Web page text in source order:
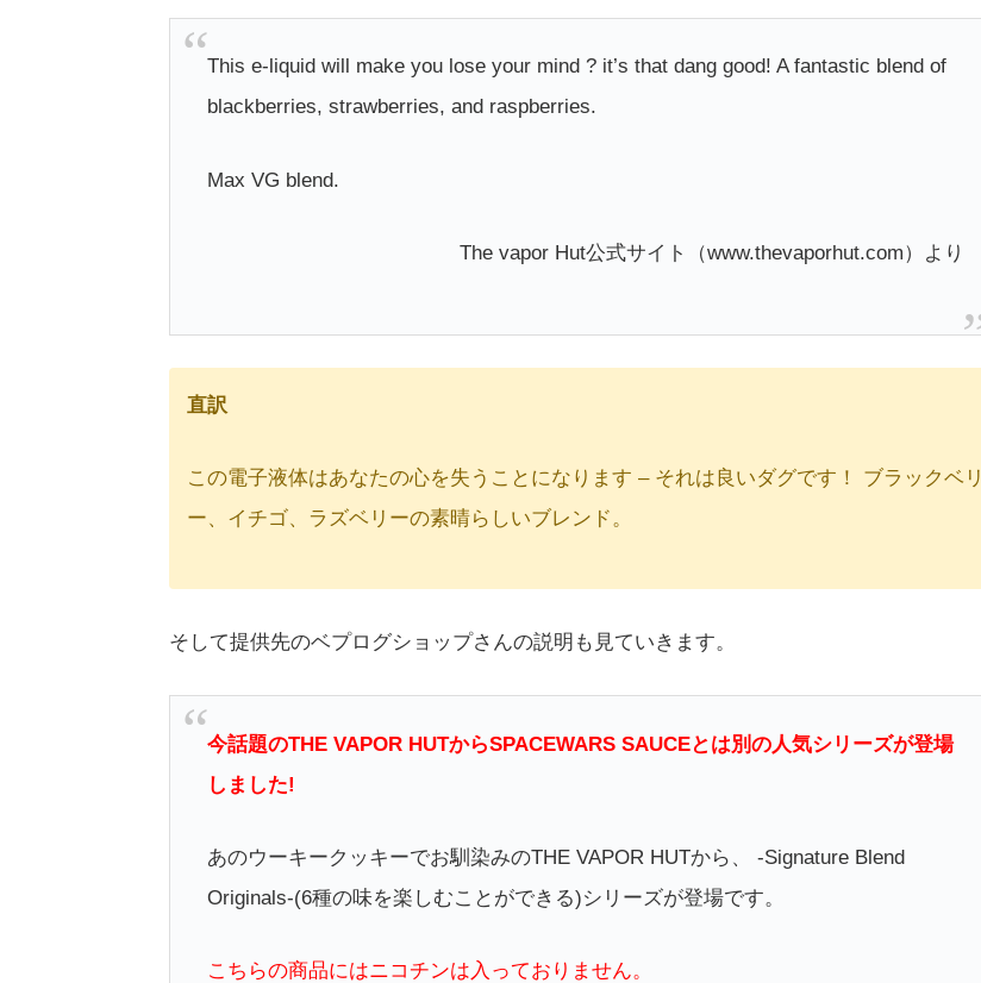
This e-liquid will make you lose your mind ? it’s that dang good! A fantastic blend of
blackberries, strawberries, and raspberries.
Max VG blend.
The vapor Hut公式サイト（www.thevaporhut.com）より
直訳
この電子液体はあなたの心を失うことになります – それは良いダグです！ ブラックベリ
ー、イチゴ、ラズベリーの素晴らしいブレンド。
そして提供先のベプログショップさんの説明も見ていきます。
今話題のTHE VAPOR HUTからSPACEWARS SAUCEとは別の人気シリーズが登場
しました!
あのウーキークッキーでお馴染みのTHE VAPOR HUTから、 -Signature Blend
Originals-(6種の味を楽しむことができる)シリーズが登場です。
こちらの商品にはニコチンは入っておりません。